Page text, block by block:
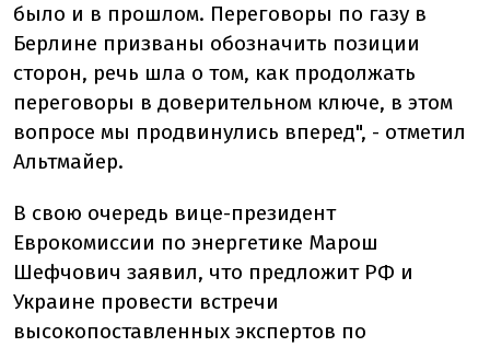
было и в прошлом. Переговоры по газу в
Берлине призваны обозначить позиции
сторон, речь шла о том, как продолжать
переговоры в доверительном ключе, в этом
вопросе мы продвинулись вперед", - отметил
Альтмайер.
В свою очередь вице-президент
Еврокомиссии по энергетике Марош
Шефчович заявил, что предложит РФ и
Украине провести встречи
высокопоставленных экспертов по